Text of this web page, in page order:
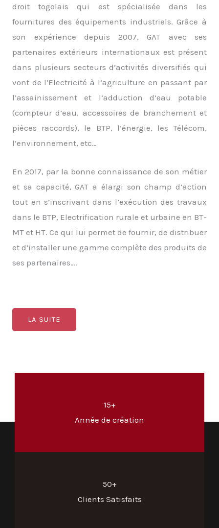
droit togolais qui est spécialisée dans les
fournitures des équipements industriels. Grâce à
son expérience depuis 2007, GAT avec ses
partenaires extérieurs internationaux est présent
dans plusieurs secteurs d’activités diversifiés qui
vont de l’Electricité à l’agriculture en passant par
l’assainissement et l’adduction d’eau potable
(compteur d’eau, accessoires de branchement et
pièces raccords), le BTP, l’énergie, les Télécom,
l’environnement, etc…
En 2017, par la bonne connaissance de son métier
et sa capacité, GAT a élargi son champ d’action
tout en s’inscrivant dans l’exécution des travaux
dans le BTP, Electrification rurale et urbaine en BT-
MT et HT. Ce qui lui permet de fournir, de distribuer
et d’installer une gamme complète des produits de
ses partenaires….
LA SUITE
15+
Année de création
50+
Clients Satisfaits